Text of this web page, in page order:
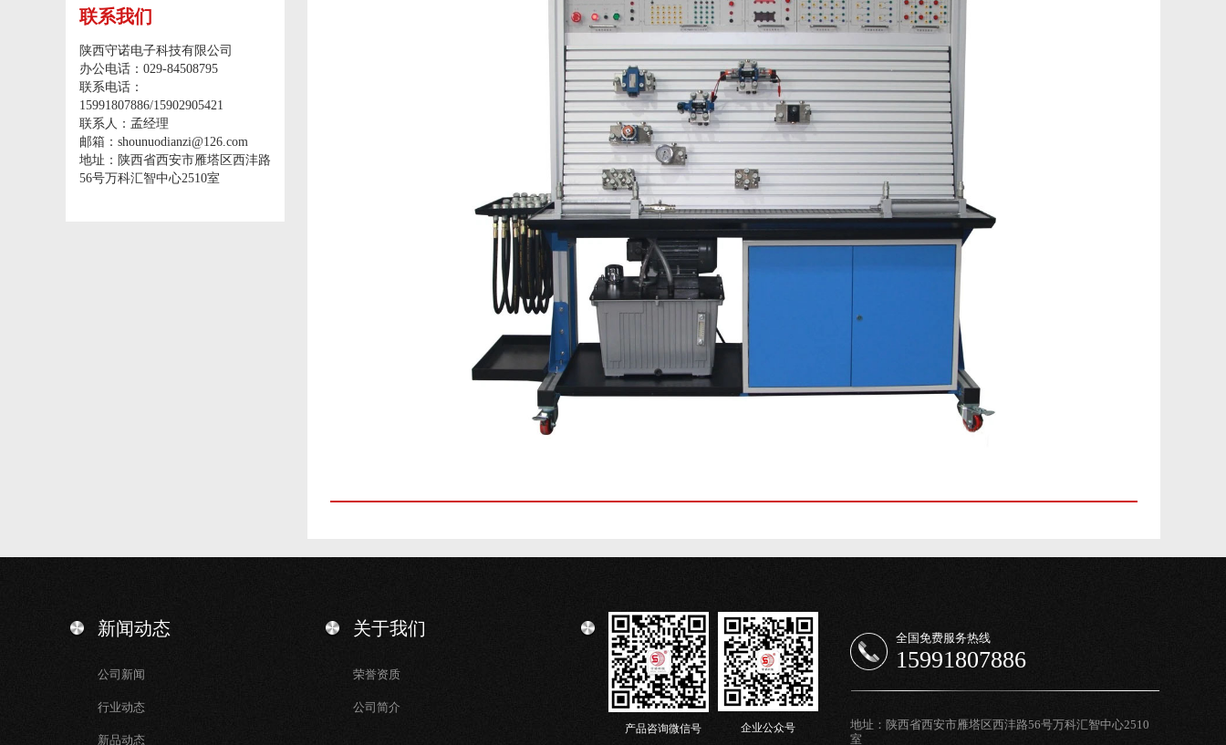
联系我们
陕西守诺电子科技有限公司
办公电话：029-84508795
联系电话：
15991807886/15902905421
联系人：孟经理
邮箱：shounuodianzi@126.com
地址：陕西省西安市雁塔区西沣路
56号万科汇智中心2510室
新闻动态
公司新闻
行业动态
新品动态
关于我们
荣誉资质
公司简介
产品咨询微信号 企业公众号
全国免费服务热线
15991807886
地址：陕西省西安市雁塔区西沣路56号万科汇智中心2510
室